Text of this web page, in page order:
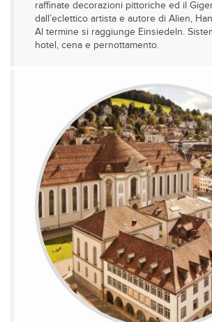
raffinate decorazioni pittoriche ed il
dall’eclettico artista e autore di Alien,
Al termine si raggiunge Einsiedeln.
hotel, cena e pernottamento.